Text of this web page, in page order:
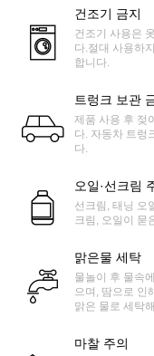
건조기 금지
건조기 사용은
다.절대 사용하
합니다.
트렁크 보관
제품 사용 후 젖
다. 자동차 트렁
다.
오일·선크림
선크림, 태닝 오
크림, 오일이 묻
맑은물 세탁
물놀이 후 물속
으며, 땀으로 인
맑은 물로 세탁
마찰 주의